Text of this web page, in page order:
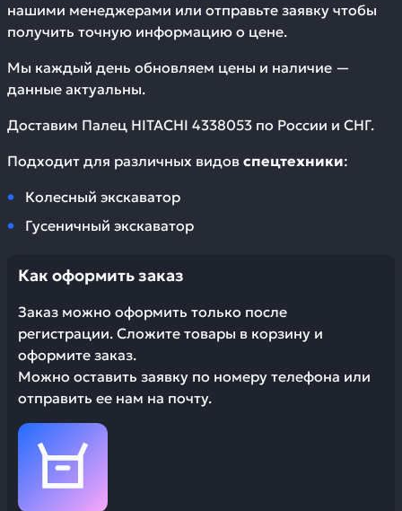
нашими менеджерами или отправьте заявку чтобы
получить точную информацию о цене.
Мы каждый день обновляем цены и наличие —
данные актуальны.
Доставим Палец HITACHI 4338053 по России и СНГ.
Подходит для различных видов спецтехники:
Колесный экскаватор
Гусеничный экскаватор
Как оформить заказ
Заказ можно оформить только после
регистрации. Сложите товары в корзину и
оформите заказ.
Можно оставить заявку по номеру телефона или
отправить ее нам на почту.